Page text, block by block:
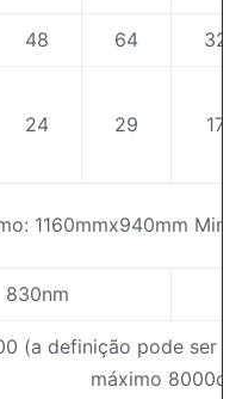
48 64 32
24 29 17
1160mmx940mm
830nm
(a definição pode ser
máximo